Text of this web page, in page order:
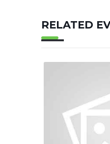
RELATED